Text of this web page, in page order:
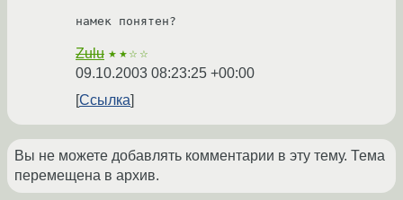
намек понятен?
Zulu ★★☆☆
09.10.2003 08:23:25 +00:00
Ссылка
Вы не можете добавлять комментарии в эту тему. Тема
перемещена в архив.